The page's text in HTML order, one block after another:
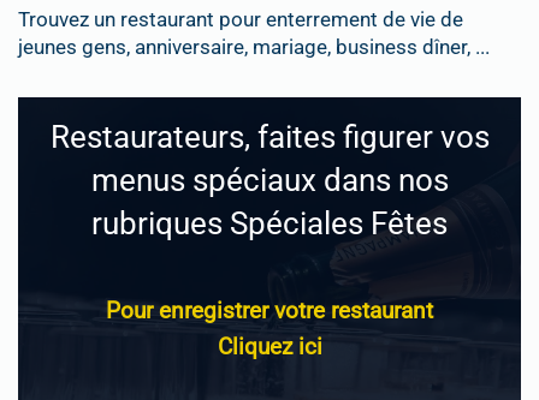
Trouvez un restaurant pour enterrement de vie de
jeunes gens, anniversaire, mariage, business dîner, ...
Restaurateurs, faites figurer vos
menus spéciaux dans nos
rubriques Spéciales Fêtes
Pour enregistrer votre restaurant
Cliquez ici